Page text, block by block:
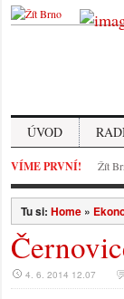
ÚVOD
VÍME PRVNÍ! Žít
Tu si: Home »
4. 6. 2014 12.07